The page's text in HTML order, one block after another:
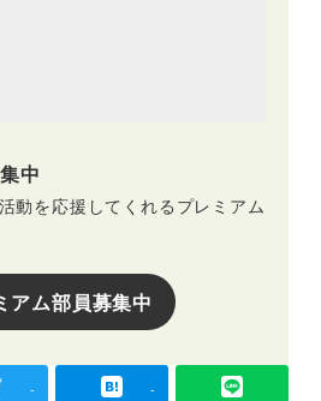
中
動を応援してくれるプレミアム
アム部員募集中
- -